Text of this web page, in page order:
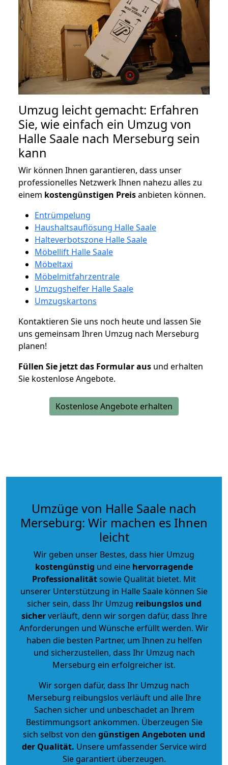
Umzug leicht gemacht: Erfahren
Sie, wie einfach ein Umzug von
Halle Saale nach Merseburg sein
kann
Wir können Ihnen garantieren, dass unser
professionelles Netzwerk Ihnen nahezu alles zu
einem kostengünstigen Preisanbieten können.
Entrümpelung
Haushaltsauflösung Halle Saale
Halteverbotszone Halle Saale
Möbellift Halle Saale
Möbeltaxi
Möbelmitfahrzentrale
Umzugshelfer Halle Saale
Umzugskartons
Kontaktieren Sie uns noch heute und lassen Sie
uns gemeinsam Ihren Umzug nach Merseburg
planen!
Füllen Sie jetzt das Formular aus und erhalten
Sie kostenlose Angebote.
Kostenlose Angebote erhalten
Umzüge von Halle Saale nach
Merseburg: Wir machen es Ihnen
leicht
Wir geben unser Bestes, dass hier Umzug
kostengünstig und eine hervorragende
Professionalitätsowie Qualität bietet. Mit
unserer Unterstützung in Halle Saale können Sie
sicher sein, dass Ihr Umzug reibungslos und
sicherverläuft, denn wir sorgen dafür, dass Ihre
Anforderungen und Wünsche erfüllt werden. Wir
haben die besten Partner, um Ihnen zu helfen
und sicherzustellen, dass Ihr Umzug nach
Merseburg ein erfolgreicher ist.
Wir sorgen dafür, dass Ihr Umzug nach
Merseburg reibungslos verläuft und alle Ihre
Sachen sicher und unbeschadet an Ihrem
Bestimmungsort ankommen. Überzeugen Sie
sich selbst von den günstigen Angeboten und
der Qualität. Unsere umfassender Service wird
Sie garantiert überzeugen.